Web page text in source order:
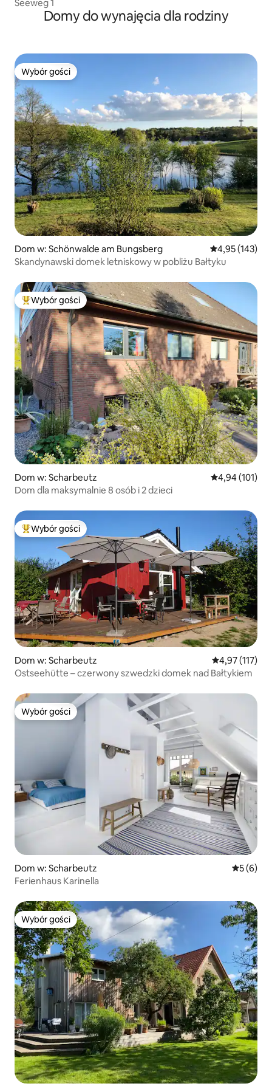
Seeweg 1
Domy do wynajęcia dla rodziny
Wybór gości
Wybór gości
Dom w: Schönwalde am Bungsberg Średnia
4,95 (143)
Skandynawski domek letniskowy w pobliżu Bałtyku
Najpopularniejsze z kategorii Wybór gości
Wybór gości
Dom w: Scharbeutz Średnia
4,94 (101)
Dom dla maksymalnie 8 osób i 2 dzieci
Najpopularniejsze z kategorii Wybór gości
Wybór gości
Dom w: Scharbeutz Średnia
4,97 (117)
Ostseehütte – czerwony szwedzki domek nad Bałtykiem
Wybór gości
Wybór gości
Dom w: Scharbeutz Średnia
5 (6)
Ferienhaus Karinella
Wybór gości
Wybór gości